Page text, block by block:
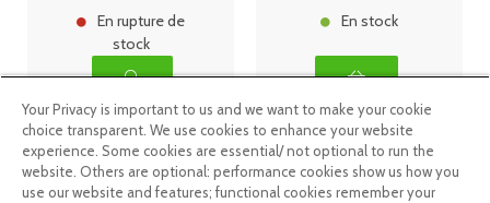
En rupture de
stock
En stock
Your Privacy is important to us and we want to make your cookie
choice transparent. We use cookies to enhance your website
experience. Some cookies are essential/ not optional to run the
website. Others are optional: performance cookies show us how you
use our website and features; functional cookies remember your